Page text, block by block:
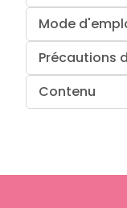
Mode
Précautions
Contenu